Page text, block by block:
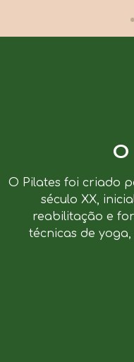
O Pilates foi criado
século XX,
reabilitação e
técnicas de